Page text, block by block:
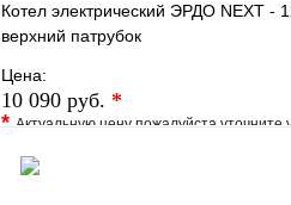
Котел электрический ЭРДО NEXT -
верхний патрубок
Цена:
10 090 руб. *
*Актуальную цену пожалуйста уточните
В избранное